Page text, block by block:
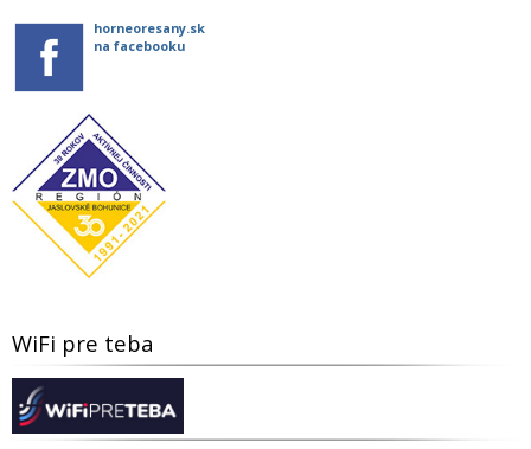
horneoresany.sk
na facebooku
WiFi pre teba